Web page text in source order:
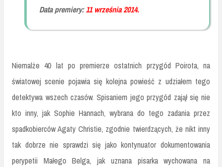
Data premiery:11 września 2014.
Niemalże 40 lat po premierze ostatnich przygód Poirota, na
światowej scenie pojawia się kolejna powieść z udziałem tego
detektywa wszech czasów. Spisaniem jego przygód zajął się nie
kto inny, jak Sophie Hannach, wybrana do tego zadania przez
spadkobierców Agaty Christie, zgodnie twierdzących, że nikt inny
tak dobrze nie sprawdzi się jako kontynuator dokumentowania
perypetii Małego Belga, jak uznana pisarka wychowana na